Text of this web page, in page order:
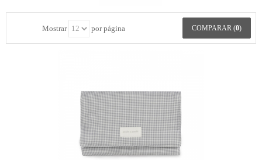
Mostrar por página COMPARAR (0)